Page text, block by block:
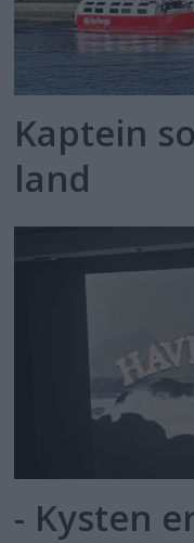
Kaptein
land
- Kysten